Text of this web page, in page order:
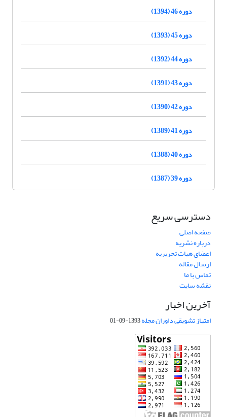
دوره 46 (1394)
دوره 45 (1393)
دوره 44 (1392)
دوره 43 (1391)
دوره 42 (1390)
دوره 41 (1389)
دوره 40 (1388)
دوره 39 (1387)
دسترسی سریع
صفحه اصلی
درباره نشریه
اعضای هیات تحریریه
ارسال مقاله
تماس با ما
نقشه سایت
آخرین اخبار
امتیاز تشویقی داوران مجله1393-09-01